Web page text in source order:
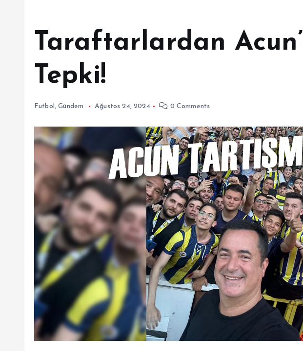
Taraftarlardan
Tepki!
Futbol,Gündem Ağustos 24, 2024 0 Comments